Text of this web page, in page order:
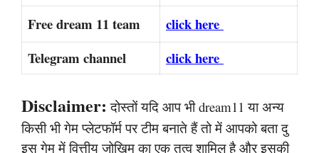
Free dream 11 team
click here
Telegram channel
click here
Disclaimer: दोस्तों यदि आप भी dream11 या अन्य
किसी भी गेम प्लेटफॉर्म पर टीम बनाते हैं तो में आपको बता दु
इस गेम में वित्तीय जोखिम का एक तत्व शामिल है और इसकी